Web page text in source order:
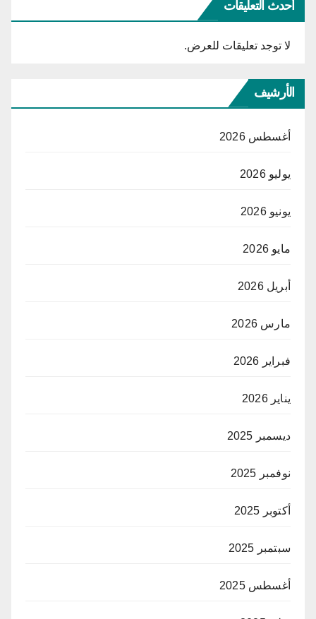
أحدث التعليقات
لا توجد تعليقات للعرض.
الأرشيف
أغسطس 2026
يوليو 2026
يونيو 2026
مايو 2026
أبريل 2026
مارس 2026
فبراير 2026
يناير 2026
ديسمبر 2025
نوفمبر 2025
أكتوبر 2025
سبتمبر 2025
أغسطس 2025